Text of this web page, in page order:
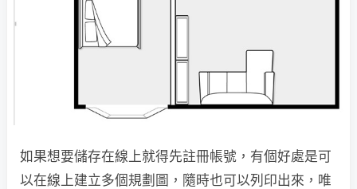
如果想要儲存在線上就得先註冊帳號，有個好處是可
以在線上建立多個規劃圖，隨時也可以列印出來，唯